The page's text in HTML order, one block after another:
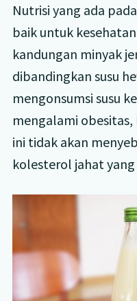
Nutrisi yang ada
baik untuk
kandungan minyak
dibandingkan susu
mengonsumsi susu
mengalami obesitas,
ini tidak akan
kolesterol jahat